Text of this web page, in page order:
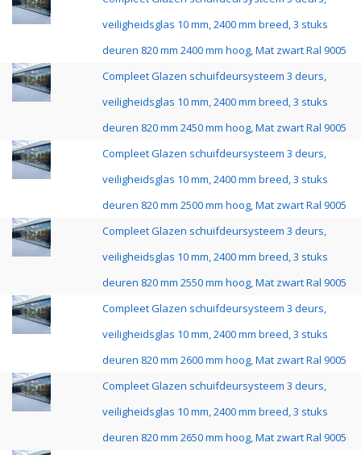
veiligheidsglas 10 mm, 2400 mm breed, 3 stuks
deuren 820 mm 2400 mm hoog, Mat zwart Ral 9005
Compleet Glazen schuifdeursysteem 3 deurs,
veiligheidsglas 10 mm, 2400 mm breed, 3 stuks
deuren 820 mm 2450 mm hoog, Mat zwart Ral 9005
Compleet Glazen schuifdeursysteem 3 deurs,
veiligheidsglas 10 mm, 2400 mm breed, 3 stuks
deuren 820 mm 2500 mm hoog, Mat zwart Ral 9005
Compleet Glazen schuifdeursysteem 3 deurs,
veiligheidsglas 10 mm, 2400 mm breed, 3 stuks
deuren 820 mm 2550 mm hoog, Mat zwart Ral 9005
Compleet Glazen schuifdeursysteem 3 deurs,
veiligheidsglas 10 mm, 2400 mm breed, 3 stuks
deuren 820 mm 2600 mm hoog, Mat zwart Ral 9005
Compleet Glazen schuifdeursysteem 3 deurs,
veiligheidsglas 10 mm, 2400 mm breed, 3 stuks
deuren 820 mm 2650 mm hoog, Mat zwart Ral 9005